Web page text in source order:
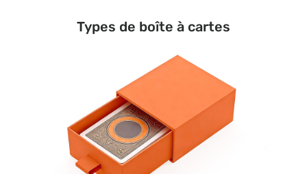
Types de boîte à cartes